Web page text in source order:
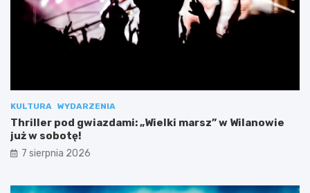
KULTURA WYDARZENIA
Thriller pod gwiazdami: „Wielki marsz” w Wilanowie
już w sobotę!
7 sierpnia 2026